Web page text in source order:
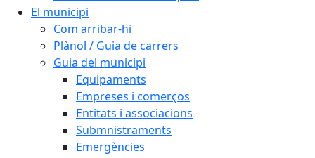
El municipi
Com arribar-hi
Plànol / Guia de carrers
Guia del municipi
Equipaments
Empreses i comerços
Entitats i associacions
Submnistraments
Emergències